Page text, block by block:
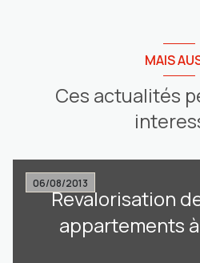
MAIS
Ces actualités
06/08/2013
Revalorisation
appartements